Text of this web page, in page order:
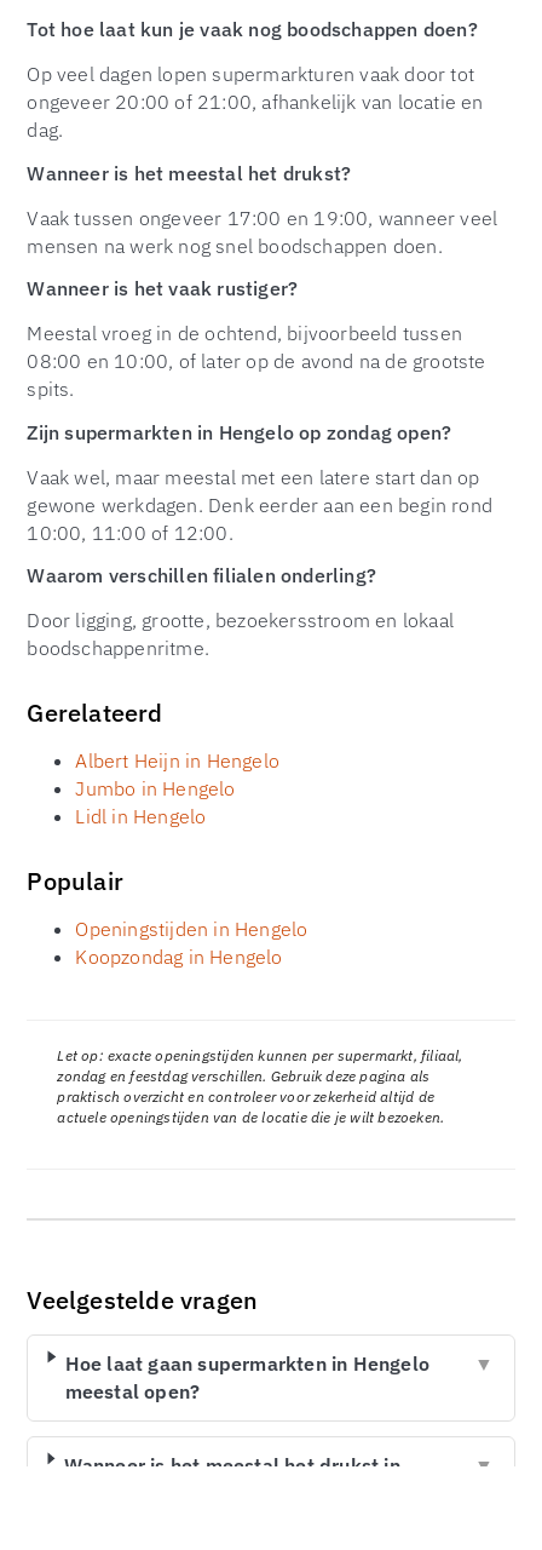
Tot hoe laat kun je vaak nog boodschappen doen?
Op veel dagen lopen supermarkturen vaak door tot
ongeveer 20:00 of 21:00, afhankelijk van locatie en
dag.
Wanneer is het meestal het drukst?
Vaak tussen ongeveer 17:00 en 19:00, wanneer veel
mensen na werk nog snel boodschappen doen.
Wanneer is het vaak rustiger?
Meestal vroeg in de ochtend, bijvoorbeeld tussen
08:00 en 10:00, of later op de avond na de grootste
spits.
Zijn supermarkten in Hengelo op zondag open?
Vaak wel, maar meestal met een latere start dan op
gewone werkdagen. Denk eerder aan een begin rond
10:00, 11:00 of 12:00.
Waarom verschillen filialen onderling?
Door ligging, grootte, bezoekersstroom en lokaal
boodschappenritme.
Gerelateerd
Albert Heijn in Hengelo
Jumbo in Hengelo
Lidl in Hengelo
Populair
Openingstijden in Hengelo
Koopzondag in Hengelo
Let op: exacte openingstijden kunnen per supermarkt, filiaal,
zondag en feestdag verschillen. Gebruik deze pagina als
praktisch overzicht en controleer voor zekerheid altijd de
actuele openingstijden van de locatie die je wilt bezoeken.
Veelgestelde vragen
Hoe laat gaan supermarkten in Hengelo
meestal open?
▼
Wanneer is het meestal het drukst in
▼